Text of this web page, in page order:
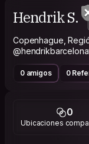
Hendrik S.
Copenhague,
0 amigos 0
0
Ubicaciones